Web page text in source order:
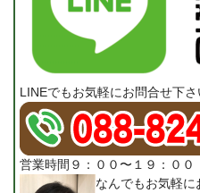
LINEでもお気軽にお問合せ下さ
営業時間９：００〜１９：００
なんでもお気軽に